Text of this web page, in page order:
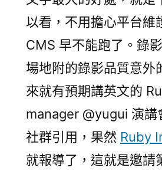
以看，不用擔心平台維
CMS 早不能跑了。錄
場地附的錄影品質意外
來就有預期講英文的
manager @yugui 演講
社群引用，果然 Ruby
就報導了，這就是邀請